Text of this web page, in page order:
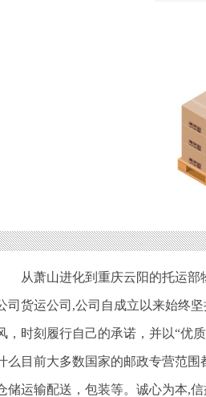
从萧山进化到重庆云阳的托运
司货运公司,公司自成立以来始终
，时刻履行自己的承诺，并以“优
么目前大多数国家的邮政专营范围
储运输配送，包装等。诚心为本,